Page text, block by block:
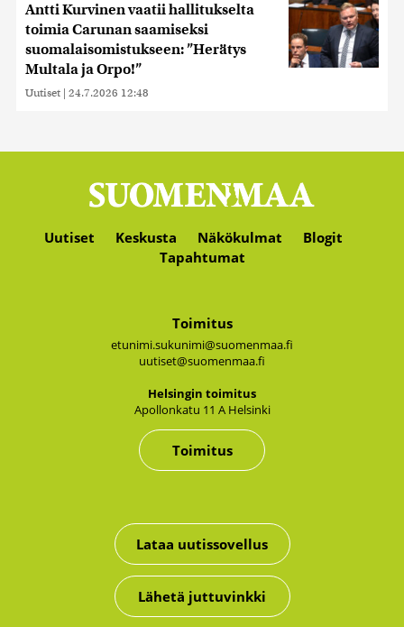
Antti Kurvinen vaatii hallitukselta
toimia Carunan saamiseksi
suomalaisomistukseen: ”Herätys
Multala ja Orpo!”
Uutiset | 24.7.2026 12:48
Uutiset Keskusta Näkökulmat
Blogit
Tapahtumat
Toimitus
etunimi.sukunimi@suomenmaa.fi
uutiset@suomenmaa.fi
Hel­sin­gin toi­mi­tus
Apol­lon­ka­tu 11 A Hel­sin­ki
Toimitus
Lataa uutissovellus
Lähetä juttuvinkki